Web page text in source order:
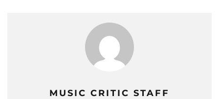
MUSIC CRITIC STAFF